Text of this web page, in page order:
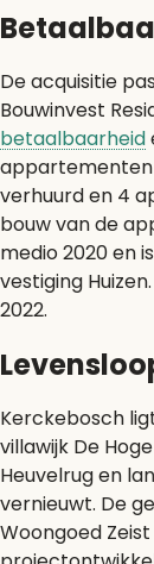
De acquisitie
Bouwinvest
betaalbaarheid
appartementen
verhuurd en 4
bouw van de
medio 2020 en
vestiging
2022.
Kerckebosch
villawijk De
Heuvelrug en
vernieuwt. De
Woongoed